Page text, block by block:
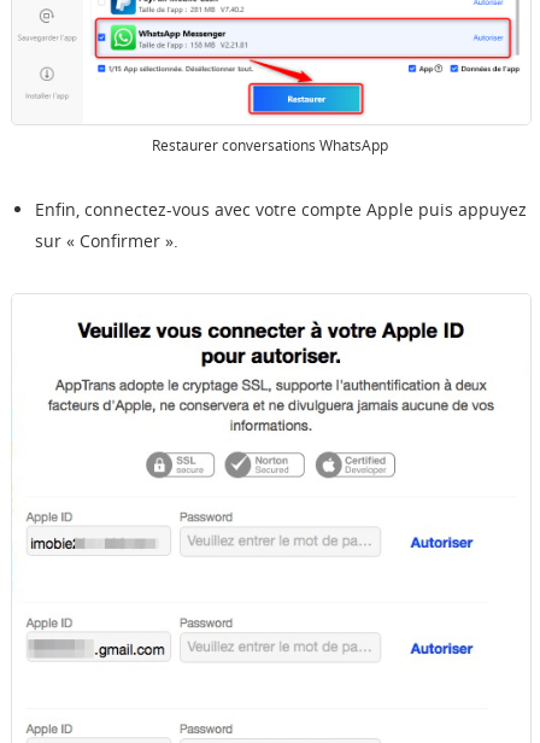
Restaurer conversations WhatsApp
Enfin, connectez-vous avec votre compte Apple puis appuyez
sur « Confirmer ».